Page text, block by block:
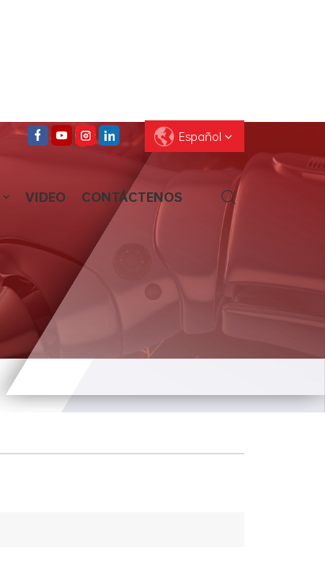
Español
English
Français
Deutsch
Pусский
Español
العربية
VIDEO CONTÁCTENOS